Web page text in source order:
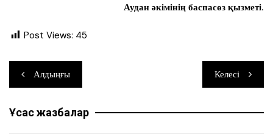
Аудан әкімінің баспасөз қызметі.
Post Views: 45
Навигация
по
записям
Алдыңғы Келесі
Ұқсас жазбалар